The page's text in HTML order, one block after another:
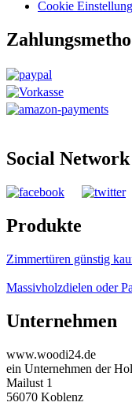
Cookie
Social Network
Produkte
Zimmertüren günstig
Massivholzdielen oder
Unternehmen
www.woodi24.de
ein Unternehmen der
Mailust 1
56070 Koblenz